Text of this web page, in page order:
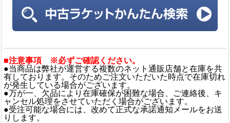
■注意事項 ※必ずご確認ください。
●当商品は弊社が運営する複数のネット通販店舗と在庫を共
有しております。そのためご注文いただいた時点で在庫切れ
が発生している場合がございます。
●万が一、欠品により在庫確保が困難な場合、ご連絡後、キ
ャンセル処理をさせていただく場合がございます。
●受注可能な場合には、改めて正式な承諾通知メールをお送
りします。